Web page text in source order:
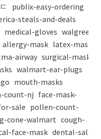
publix-easy-ordering
steals-and-deals
medical-gloves walgreens-
allergy-mask latex-mask
airway surgical-masks
walmart-ear-plugs
mouth-masks
count-nj face-mask-
sale pollen-count-
cone-walmart cough-
face-mask dental-salon